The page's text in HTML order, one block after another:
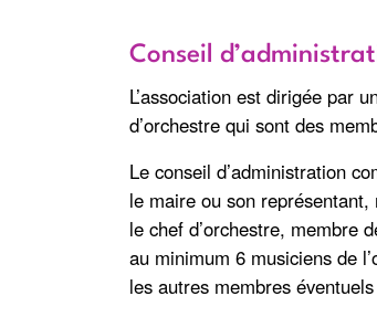
Conseil
L’association est dirigée par
d’orchestre qui sont des
Le conseil d’administration
le maire ou son
le chef d’orchestre, membre
au minimum 6 musiciens de
les autres membres